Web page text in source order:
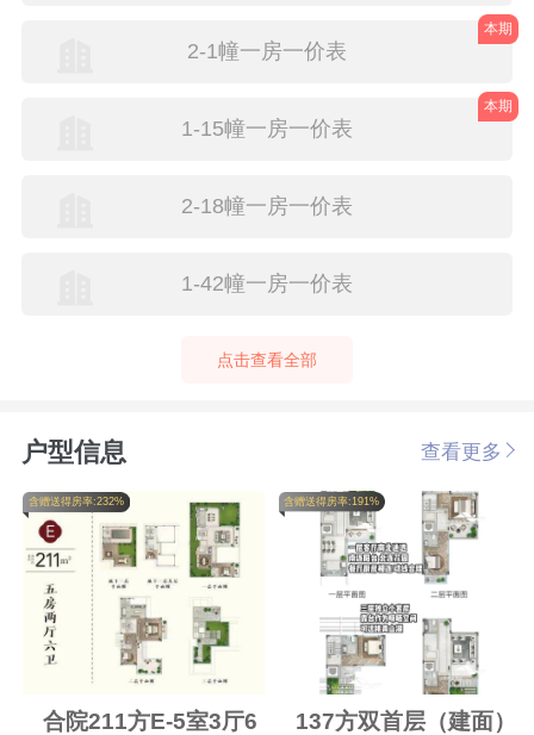
2-1幢一房一价表
本期
1-15幢一房一价表
本期
2-18幢一房一价表
1-42幢一房一价表
点击查看全部
户型信息 查看更多
含赠送得房率:232%
合院211方E-5室3厅6
含赠送得房率:191%
137方双首层（建面）